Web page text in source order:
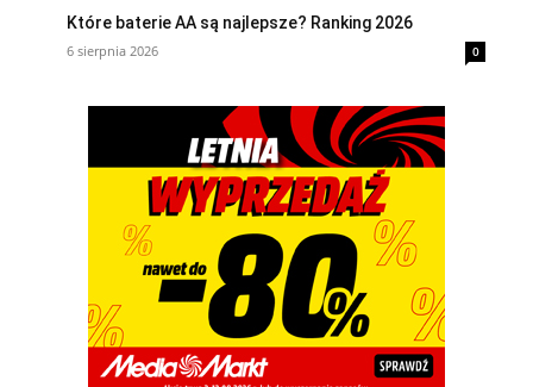
Które baterie AA są najlepsze? Ranking 2026
6 sierpnia 2026 0